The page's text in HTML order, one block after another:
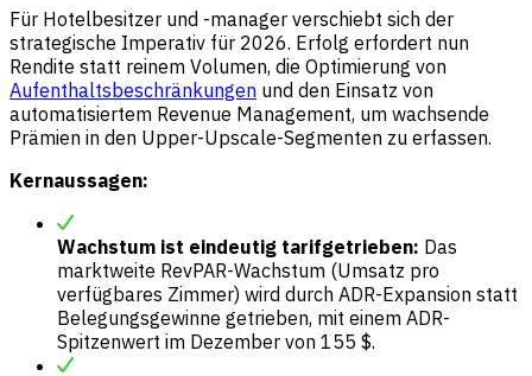
Für Hotelbesitzer und -manager verschiebt sich der
strategische Imperativ für 2026. Erfolg erfordert nun
Rendite statt reinem Volumen, die Optimierung von
Aufenthaltsbeschränkungen und den Einsatz von
automatisiertem Revenue Management, um wachsende
Prämien in den Upper-Upscale-Segmenten zu erfassen.
Kernaussagen:
Wachstum ist eindeutig tarifgetrieben: Das
marktweite RevPAR-Wachstum (Umsatz pro
verfügbares Zimmer) wird durch ADR-Expansion statt
Belegungsgewinne getrieben, mit einem ADR-
Spitzenwert im Dezember von 155 $.